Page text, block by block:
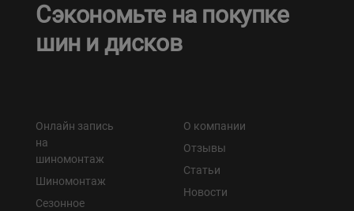
Сэкономьте на покупке
шин и дисков
Онлайн запись
на
шиномонтаж
Шиномонтаж
Сезонное
О компании
Отзывы
Статьи
Новости